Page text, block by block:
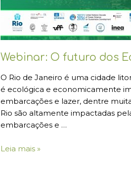
Webinar: O futuro dos
O Rio de Janeiro é uma cidade
é ecológica e economicamente
embarcações e lazer, dentre
Rio são altamente impactadas
embarcações e …
Leia mais »